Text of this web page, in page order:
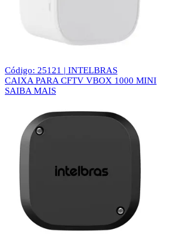
Código: 25121 | INTELBRAS
CAIXA PARA CFTV VBOX 1000 MINI
SAIBA MAIS